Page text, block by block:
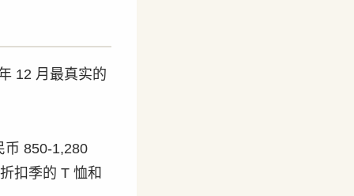
12 月最真实的
850-1,280
扣季的 T 恤和